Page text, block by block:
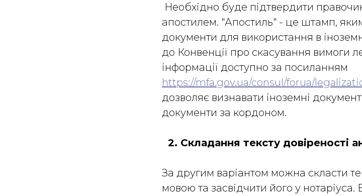
Необхідно буде підтвердити
апостилем. "Апостиль" - це штамп,
документи для використання в
до Конвенції про скасування вимоги
інформації доступно за посиланням
https://mfa.gov.ua/consul/forua/
дозволяє визнавати іноземні
документи за кордоном.
2. Складання тексту довіреності
За другим варіантом можна скласти
мовою та засвідчити його у нотаріуса.